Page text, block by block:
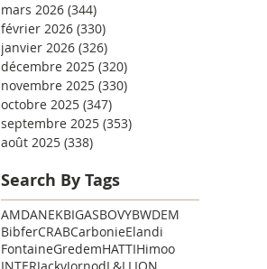
mars 2026 (344)
février 2026 (330)
janvier 2026 (326)
décembre 2025 (320)
novembre 2025 (330)
octobre 2025 (347)
septembre 2025 (353)
août 2025 (338)
Search By Tags
AMDANEKBIGASBOVYBWDEM
BibferCRABCarbonieElandi
FontaineGredemHATTIHimoo